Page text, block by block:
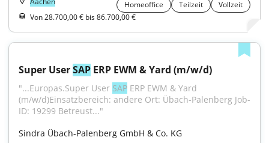
Homeoffice Teilzeit
Vollzeit
Von 28.700,00 € bis 86.700,00 €
Super User SAP ERP EWM & Yard (m/w/d)
"...Europas.Super User SAP ERP EWM & Yard
(m/w/d)Einsatzbereich: andere Ort: Übach-Palenberg Job-
ID: 19299 Betreust..."
Sindra Übach-Palenberg GmbH & Co. KG